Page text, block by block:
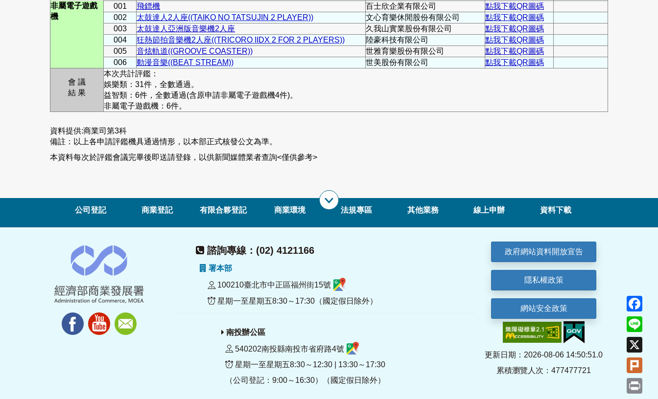
非屬電子遊戲
機
001 飛鏢機 百士欣企業有限公司
點我下載QR圖碼
002
太鼓達人2人座((TAIKO NO TATSUJIN 2 PLAYER)) 文心育樂休閒股份有限公司
點我下載QR圖碼
003
太鼓達人亞洲版音樂機2人座 久我山實業股份有限公司
點我下載QR圖碼
004
狂熱節拍音樂機2人座((TRICORO IIDX 2 FOR 2 PLAYERS)) 陸豪科技有限公司
點我下載QR圖碼
005
音炫軌道((GROOVE COASTER)) 世雅育樂股份有限公司
點我下載QR圖碼
006
動漫音樂((BEAT STREAM)) 世美股份有限公司 點我下載QR圖碼
會 議
結 果
本次共計評鑑：
娛樂類：31件，全數通過。
益智類：6件，全數通過(含原申請非屬電子遊戲機4件)。
非屬電子遊戲機：6件。
資料提供:商業司第3科
備註：以上各申請評鑑機具通過情形，以本部正式核發公文為準。
本資料每次於評鑑會議完畢後即送請登錄，以供新聞媒體業者查詢<僅供參考>
公司登記 商業登記 有限合夥登記 商業環境 法規專區 其他業務 線上申辦 資料下載
諮詢專線：(02) 4121166
署本部
100210臺北市中正區福州街15號
星期一至星期五8:30～17:30（國定假日除外）
南投辦公區
540202南投縣南投市省府路4號
星期一至星期五8:30～12:30 | 13:30～17:30
（公司登記：9:00～16:30）（國定假日除外）
政府網站資料開放宣告
隱私權政策
網站安全政策
更新日期：2026-08-06 14:50:51.0
累積瀏覽人次：477477721